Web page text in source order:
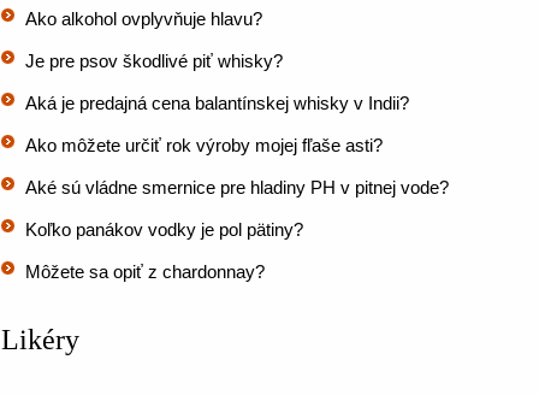
Ako alkohol ovplyvňuje hlavu?
Je pre psov škodlivé piť whisky?
Aká je predajná cena balantínskej whisky v Indii?
Ako môžete určiť rok výroby mojej fľaše asti?
Aké sú vládne smernice pre hladiny PH v pitnej vode?
Koľko panákov vodky je pol pätiny?
Môžete sa opiť z chardonnay?
Likéry